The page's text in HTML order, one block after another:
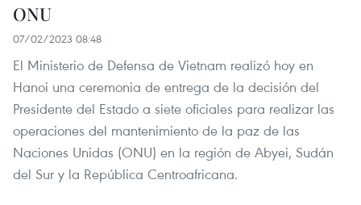
ONU
07/02/2023 08:48
El Ministerio de Defensa de Vietnam realizó hoy en
Hanoi una ceremonia de entrega de la decisión del
Presidente del Estado a siete oficiales para realizar las
operaciones del mantenimiento de la paz de las
Naciones Unidas (ONU) en la región de Abyei, Sudán
del Sur y la República Centroafricana.